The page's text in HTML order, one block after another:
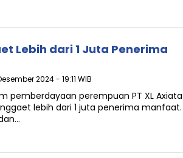
Lebih dari 1 Juta Penerima
2024 - 19:11 WIB
pemberdayaan perempuan PT XL Axiata
lebih dari 1 juta penerima manfaat.